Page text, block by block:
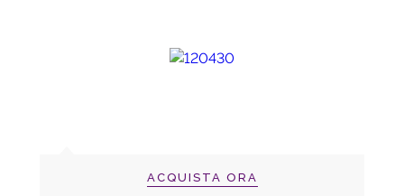
ACQUISTA ORA